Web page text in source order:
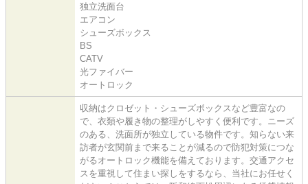
独立洗面台
エアコン
シューズボックス
BS
CATV
光ファイバー
オートロック
収納はクロゼット・シューズボックスなど豊富なの
で、衣類や履き物の整理がしやすく便利です。ニーズ
のある、洗面所が独立している物件です。知らない来
訪者が玄関前まで来ることが減るので防犯対策につな
がるオートロック機能を備えております。交通アクセ
スを重視して住まい探しをするなら、当社にお任せく